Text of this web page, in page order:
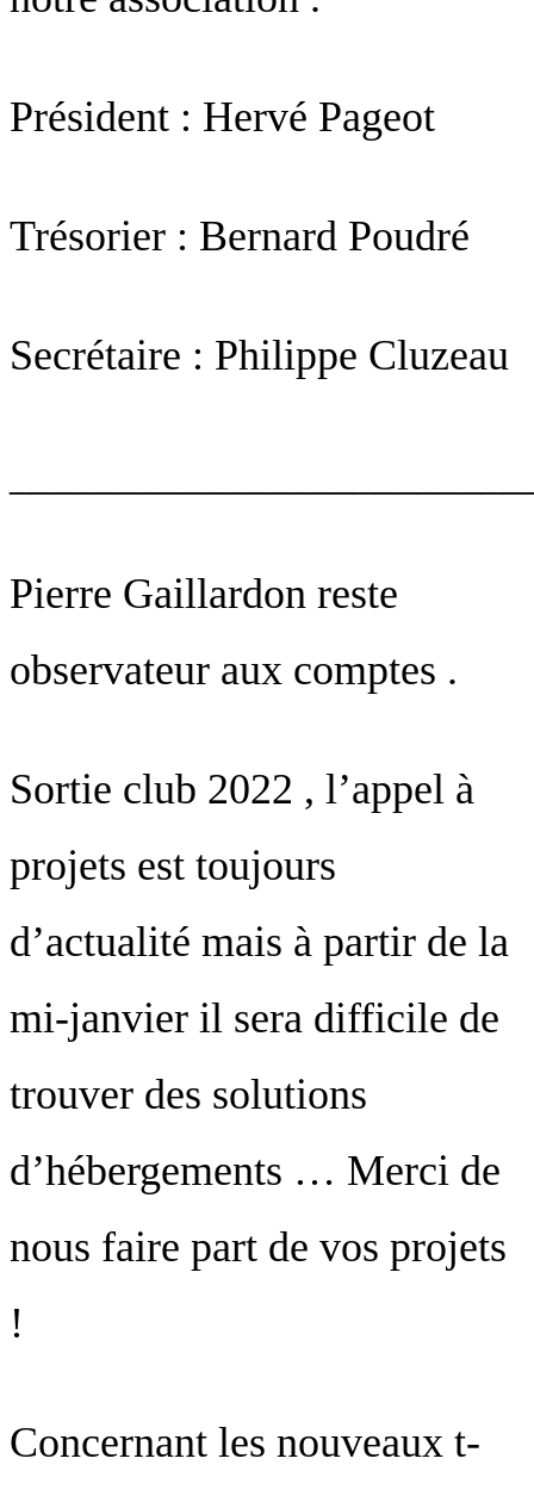
Président : Hervé Pageot
Trésorier : Bernard Poudré
Secrétaire : Philippe Cluzeau
Pierre Gaillardon reste
observateur aux comptes .
Sortie club 2022 , l’appel à
projets est toujours
d’actualité mais à partir de la
mi-janvier il sera difficile de
trouver des solutions
d’hébergements … Merci de
nous faire part de vos projets
!
Concernant les nouveaux t-